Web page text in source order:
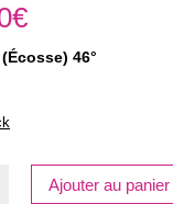
€
46°
Ajouter au panier